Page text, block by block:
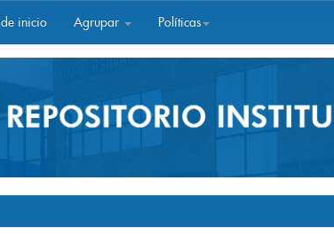
inicio Agrupar Políticas